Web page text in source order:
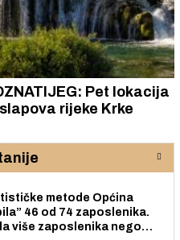
Pet lokacija
rijeke Krke
metode Općina
46 od 74 zaposlenika.
više zaposlenika nego